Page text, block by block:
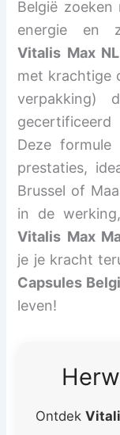
België
energie en
Vitalis Max NL
met krachtige
verpakking)
gecertificeerd
Deze
prestaties,
Brussel of
in de
Vitalis Max
je je kracht
Capsules
leven!
Ontdek